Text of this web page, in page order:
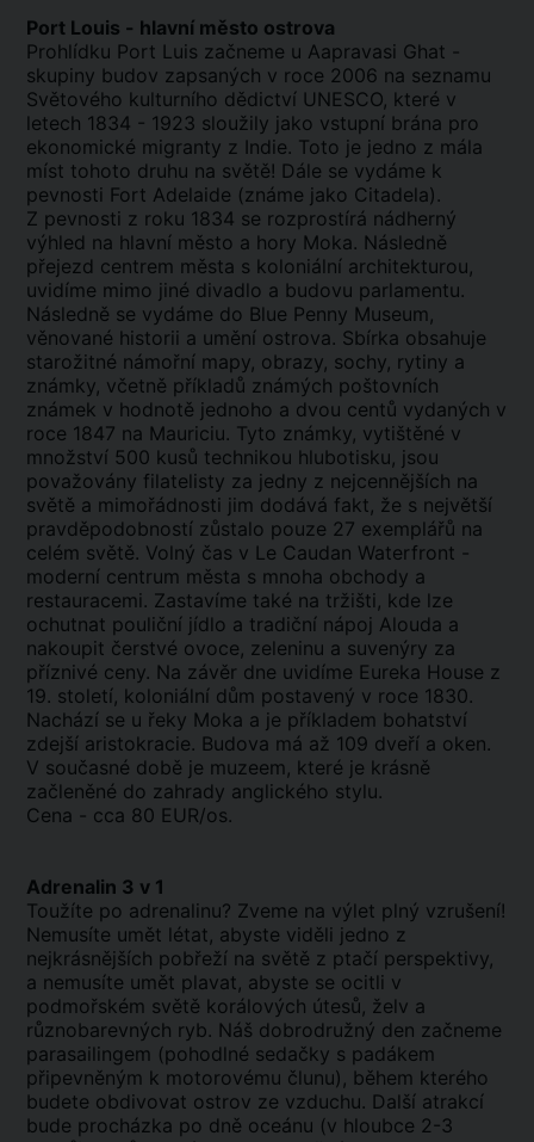
Port Louis - hlavní město ostrova
Prohlídku Port Luis začneme u Aapravasi Ghat -
skupiny budov zapsaných v roce 2006 na seznamu
Světového kulturního dědictví UNESCO, které v
letech 1834 - 1923 sloužily jako vstupní brána pro
ekonomické migranty z Indie. Toto je jedno z mála
míst tohoto druhu na světě! Dále se vydáme k
pevnosti Fort Adelaide (známe jako Citadela).
Z pevnosti z roku 1834 se rozprostírá nádherný
výhled na hlavní město a hory Moka. Následně
přejezd centrem města s koloniální architekturou,
uvidíme mimo jiné divadlo a budovu parlamentu.
Následně se vydáme do Blue Penny Museum,
věnované historii a umění ostrova. Sbírka obsahuje
starožitné námořní mapy, obrazy, sochy, rytiny a
známky, včetně příkladů známých poštovních
známek v hodnotě jednoho a dvou centů vydaných v
roce 1847 na Mauriciu. Tyto známky, vytištěné v
množství 500 kusů technikou hlubotisku, jsou
považovány filatelisty za jedny z nejcennějších na
světě a mimořádnosti jim dodává fakt, že s největší
pravděpodobností zůstalo pouze 27 exemplářů na
celém světě. Volný čas v Le Caudan Waterfront -
moderní centrum města s mnoha obchody a
restauracemi. Zastavíme také na tržišti, kde lze
ochutnat pouliční jídlo a tradiční nápoj Alouda a
nakoupit čerstvé ovoce, zeleninu a suvenýry za
příznivé ceny. Na závěr dne uvidíme Eureka House z
19. století, koloniální dům postavený v roce 1830.
Nachází se u řeky Moka a je příkladem bohatství
zdejší aristokracie. Budova má až 109 dveří a oken.
V současné době je muzeem, které je krásně
začleněné do zahrady anglického stylu.
Cena - cca 80 EUR/os.
Adrenalin 3 v 1
Toužíte po adrenalinu? Zveme na výlet plný vzrušení!
Nemusíte umět létat, abyste viděli jedno z
nejkrásnějších pobřeží na světě z ptačí perspektivy,
a nemusíte umět plavat, abyste se ocitli v
podmořském světě korálových útesů, želv a
různobarevných ryb. Náš dobrodružný den začneme
parasailingem (pohodlné sedačky s padákem
připevněným k motorovému člunu), během kterého
budete obdivovat ostrov ze vzduchu. Další atrakcí
bude procházka po dně oceánu (v hloubce 2-3